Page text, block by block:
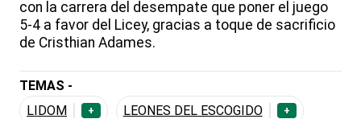
con la carrera del desempate que poner el juego
5-4 a favor del Licey, gracias a toque de sacrificio
de Cristhian Adames.
TEMAS -
LIDOM
+ LEONES DEL ESCOGIDO +